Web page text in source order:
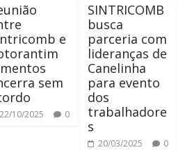
e
sem
22/10/2025 0
SINTRICOMB
busca
parceria com
lideranças de
Canelinha
para evento
dos
trabalhadore
s
20/03/2025 0